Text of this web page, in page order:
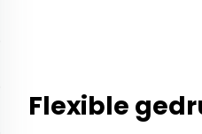
Flexible